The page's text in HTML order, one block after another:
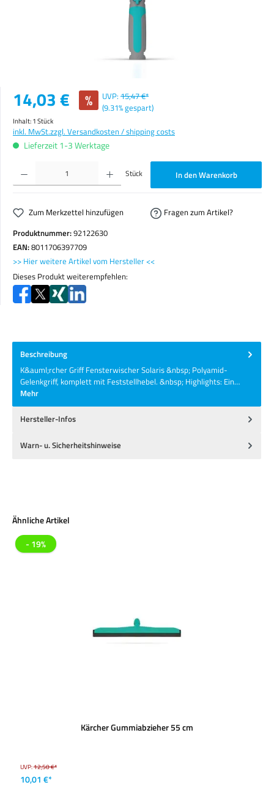
Verkaufspreis:
14,03 € % UVP: 15,47 €*
(9.31% gespart)
Inhalt:1 Stück
inkl. MwSt.zzgl. Versandkosten / shipping costs
Lieferzeit 1-3 Werktage
Produkt Anzahl: Gib den gewünschten Wert ein oder benutze die Schaltflächen um die Anzahl zu
Stück In den Warenkorb
Zum Merkzettel hinzufügen
Fragen zum Artikel?
Produktnummer:92122630
EAN:8011706397709
>> Hier weitere Artikel vom Hersteller <<
Dieses Produkt weiterempfehlen:
Beschreibung
K&auml;rcher Griff Fensterwischer Solaris &nbsp; Polyamid-
Gelenkgriff, komplett mit Feststellhebel. &nbsp; Highlights: Ein…
Mehr
Hersteller-Infos
Warn- u. Sicherheitshinweise
Produktgalerie überspringen
Ähnliche Artikel
- 19%
Kärcher Gummiabzieher 55 cm
UVP:12,50 €*
10,01 €*